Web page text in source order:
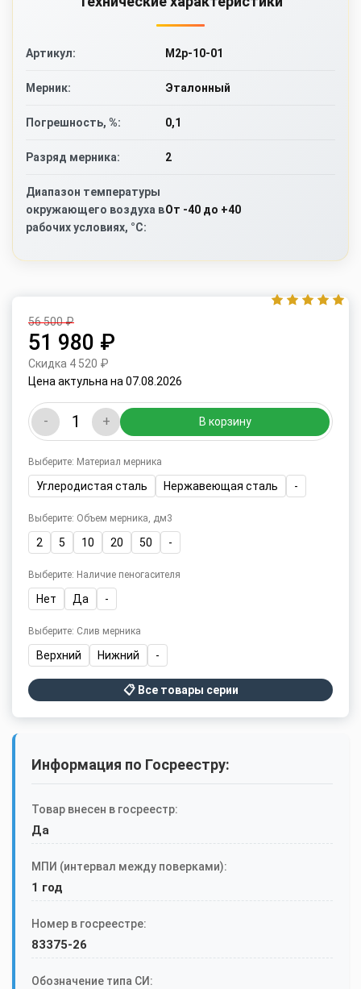
Артикул: М2р-10-01
Мерник: Эталонный
Погрешность, %: 0,1
Разряд мерника: 2
Диапазон температуры
окружающего воздуха в
рабочих условиях, °C:
От -40 до +40
56 500 ₽
51 980 ₽
Скидка 4 520 ₽
Цена актульна на 07.08.2026
- + В корзину
Выберите: Материал мерника
Углеродистая сталь Нержавеющая сталь -
Выберите: Объем мерника, дм3
2 5 10 20 50 -
Выберите: Наличие пеногасителя
Нет Да -
Выберите: Слив мерника
Верхний Нижний -
📋 Все товары серии
Информация по Госреестру:
Товар внесен в госреестр:
Да
МПИ (интервал между поверками):
1 год
Номер в госреестре:
83375-26
Обозначение типа СИ: